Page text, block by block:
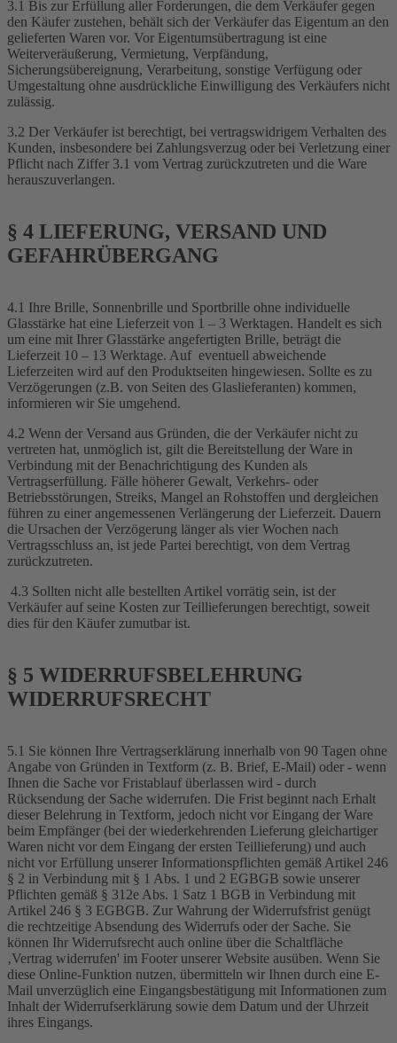
3.1 Bis zur Erfüllung aller Forderungen, die dem Verkäufer gegen
den Käufer zustehen, behält sich der Verkäufer das Eigentum an den
gelieferten Waren vor. Vor Eigentumsübertragung ist eine
Weiterveräußerung, Vermietung, Verpfändung,
Sicherungsübereignung, Verarbeitung, sonstige Verfügung oder
Umgestaltung ohne ausdrückliche Einwilligung des Verkäufers nicht
zulässig.
3.2 Der Verkäufer ist berechtigt, bei vertragswidrigem Verhalten des
Kunden, insbesondere bei Zahlungsverzug oder bei Verletzung einer
Pflicht nach Ziffer 3.1 vom Vertrag zurückzutreten und die Ware
herauszuverlangen.
§ 4 LIEFERUNG, VERSAND UND
GEFAHRÜBERGANG
4.1 Ihre Brille, Sonnenbrille und Sportbrille ohne individuelle
Glasstärke hat eine Lieferzeit von 1 – 3 Werktagen. Handelt es sich
um eine mit Ihrer Glasstärke angefertigten Brille, beträgt die
Lieferzeit 10 – 13 Werktage. Auf eventuell abweichende
Lieferzeiten wird auf den Produktseiten hingewiesen. Sollte es zu
Verzögerungen (z.B. von Seiten des Glaslieferanten) kommen,
informieren wir Sie umgehend.
4.2 Wenn der Versand aus Gründen, die der Verkäufer nicht zu
vertreten hat, unmöglich ist, gilt die Bereitstellung der Ware in
Verbindung mit der Benachrichtigung des Kunden als
Vertragserfüllung. Fälle höherer Gewalt, Verkehrs- oder
Betriebsstörungen, Streiks, Mangel an Rohstoffen und dergleichen
führen zu einer angemessenen Verlängerung der Lieferzeit. Dauern
die Ursachen der Verzögerung länger als vier Wochen nach
Vertragsschluss an, ist jede Partei berechtigt, von dem Vertrag
zurückzutreten.
4.3 Sollten nicht alle bestellten Artikel vorrätig sein, ist der
Verkäufer auf seine Kosten zur Teillieferungen berechtigt, soweit
dies für den Käufer zumutbar ist.
§ 5 WIDERRUFSBELEHRUNG
WIDERRUFSRECHT
5.1 Sie können Ihre Vertragserklärung innerhalb von 90 Tagen ohne
Angabe von Gründen in Textform (z. B. Brief, E-Mail) oder - wenn
Ihnen die Sache vor Fristablauf überlassen wird - durch
Rücksendung der Sache widerrufen. Die Frist beginnt nach Erhalt
dieser Belehrung in Textform, jedoch nicht vor Eingang der Ware
beim Empfänger (bei der wiederkehrenden Lieferung gleichartiger
Waren nicht vor dem Eingang der ersten Teillieferung) und auch
nicht vor Erfüllung unserer Informationspflichten gemäß Artikel 246
§ 2 in Verbindung mit § 1 Abs. 1 und 2 EGBGB sowie unserer
Pflichten gemäß § 312e Abs. 1 Satz 1 BGB in Verbindung mit
Artikel 246 § 3 EGBGB. Zur Wahrung der Widerrufsfrist genügt
die rechtzeitige Absendung des Widerrufs oder der Sache. Sie
können Ihr Widerrufsrecht auch online über die Schaltfläche
‚Vertrag widerrufen' im Footer unserer Website ausüben. Wenn Sie
diese Online-Funktion nutzen, übermitteln wir Ihnen durch eine E-
Mail unverzüglich eine Eingangsbestätigung mit Informationen zum
Inhalt der Widerrufserklärung sowie dem Datum und der Uhrzeit
ihres Eingangs.